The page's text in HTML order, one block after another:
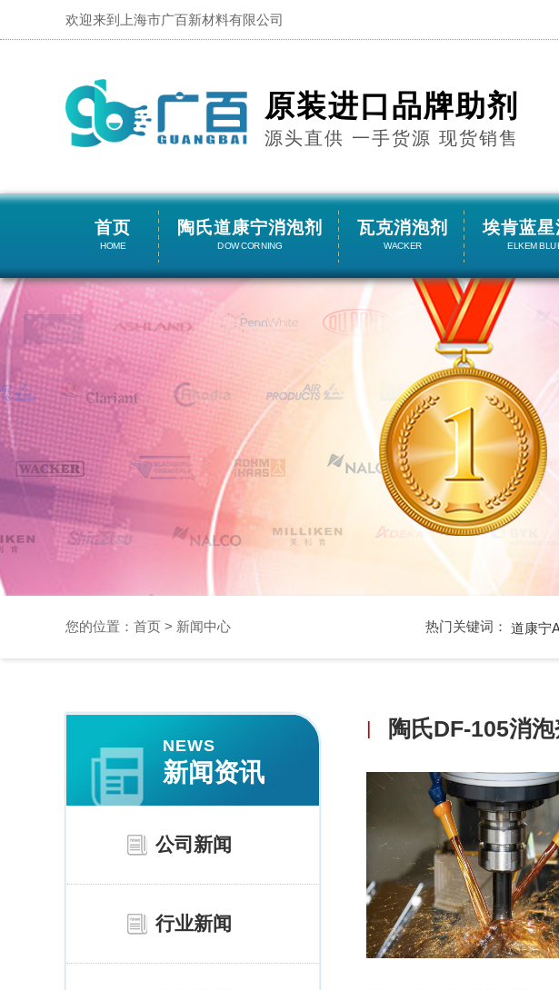
欢迎来到上海市广百新材料有限公司
原装进口品牌助剂
源头直供 一手货源 现货销售
首页
HOME
陶氏道康宁消泡剂
DOW CORNING
瓦克消泡剂
WACKER
埃肯蓝星
ELKEM
您的位置： 首页 > 新闻中心 热门关键词： 道康宁
NEWS
新闻资讯
公司新闻
行业新闻
| 陶氏DF-105消